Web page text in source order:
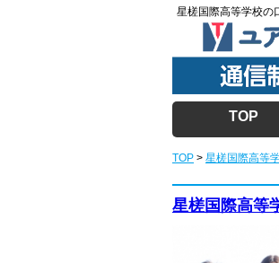
星槎国際高等学校の
TOP
TOP > 星槎国際高等
星槎国際高等